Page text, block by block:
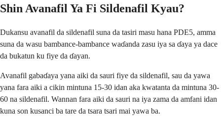
Shin Avanafil Ya Fi Sildenafil Kyau?
Dukansu avanafil da sildenafil suna da tasiri masu hana PDE5, amma
suna da wasu bambance-bambance waɗanda zasu iya sa ɗaya ya dace
da bukatun ku fiye da ɗayan.
Avanafil gabaɗaya yana aiki da sauri fiye da sildenafil, sau da yawa
yana fara aiki a cikin mintuna 15-30 idan aka kwatanta da mintuna 30-
60 na sildenafil. Wannan fara aiki da sauri na iya zama da amfani idan
kuna son kusanci ba tare da tsara tsari mai yawa ba.